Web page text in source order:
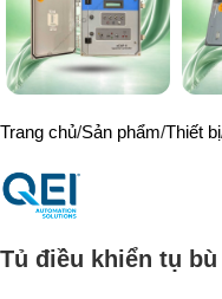
Trang chủ Sản phẩm Thiết bị
Tủ điều khiển tụ bù